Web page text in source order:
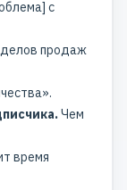
с
продаж
Чем
время